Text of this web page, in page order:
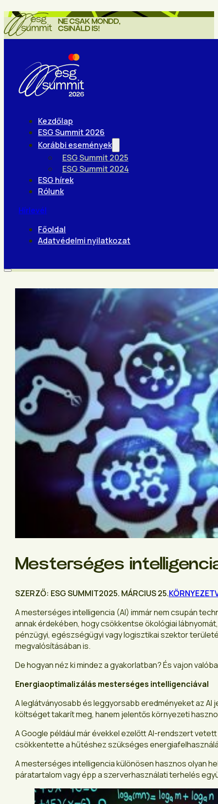
Kezdőlap
ESG Summit 2026
Korábbi események
ESG Summit 2025
ESG Summit 2024
ESG hírek
Rólunk
Hírlevél
Főoldal
Adatvédelmi nyilatkozat
Mesterséges
SZERZŐ: ESG SUMMIT2025. MÁRCIUS 25.
A mesterséges intelligencia (AI) immár nem csupán
annak érdekében, hogy csökkentse ökológiai
pénzügyi, egészségügyi vagy logisztikai szektor
megvalósításában is.
De hogyan néz ki mindez a gyakorlatban? És vajon
Energiaoptimalizálás mesterséges intelligenciával
A leglátványosabb és leggyorsabb eredményeket az
költséget takarít meg, hanem jelentős környezeti
A Google például már évekkel ezelőtt AI-rendszert
csökkentette a hűtéshez szükséges
A mesterséges intelligencia különösen hasznos olyan
páratartalom vagy épp a szerverhasználati terhelés